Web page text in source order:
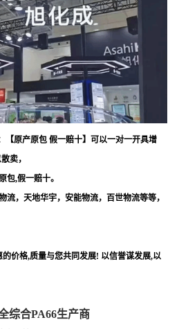
【原产原包 假一赔十】可以一对一开具增
卖，
包,假一赔十。
流，天地华宇，安能物流，百世物流等等，
价格,质量与您共同发展! 以信誉谋发展,以
综合PA66生产商